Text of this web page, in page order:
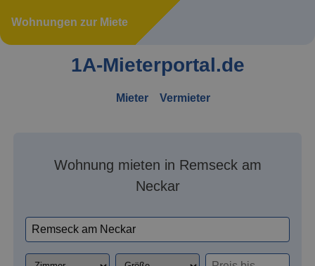
Wohnungen zur Miete
1A-Mieterportal.de
Mieter Vermieter
Wohnung mieten in Remseck am
Neckar